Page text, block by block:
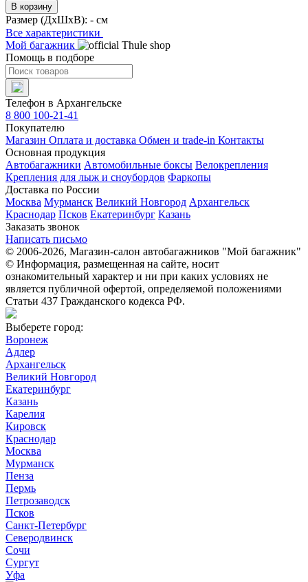
В корзину
Размер (ДхШхВ): - см
Все характеристики
Мой багажник
Помощь в подборе
Телефон в Архангельске
8 800 100-21-41
Покупателю
Магазин Оплата и доставка Обмен и trade-in Контакты
Основная продукция
Автобагажники Автомобильные боксы Велокрепления
Крепления для лыж и сноубордов Фаркопы
Доставка по России
Москва Мурманск Великий Новгород Архангельск
Краснодар Псков Екатеринбург Казань
Заказать звонок
Написать письмо
© 2006-2026, Магазин-салон автобагажников "Мой багажник"
© Информация, размещенная на сайте, носит
ознакомительный характер и ни при каких условиях не
является публичной офертой, определяемой положениями
Статьи 437 Гражданского кодекса РФ.
Выберете город:
Воронеж
Адлер
Архангельск
Великий Новгород
Екатеринбург
Казань
Карелия
Кировск
Краснодар
Москва
Мурманск
Пенза
Пермь
Петрозаводск
Псков
Санкт-Петербург
Северодвинск
Сочи
Сургут
Уфа